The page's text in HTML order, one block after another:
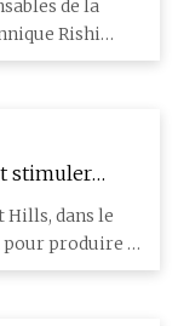
de la
Rishi
stimuler
par les États
Hills, dans le
produire de